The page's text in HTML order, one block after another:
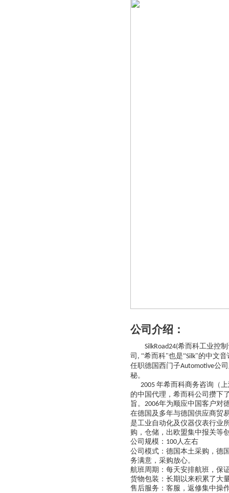
公司介绍：
SilkRoad24(希而科工业控
司 , “希而科"也是“Silk"的中文音
任职德国西门子Automotive公
秘。
2005 年希而科商务咨询（
的中国代理，希而科公司攒下
旨。 2006年为顺应中国客户对
在德国及多年与德国供应商贸
是工业自动化及仪器仪表行业
购，仓储，出欧盟集中报关等
公司规模： 100人左右
公司模式：德国本土采购，德
务满意，采购放心。
航班周期：每天安排航班，保
货物包装：长期以来积累了大
售后服务：客服，返修集中操